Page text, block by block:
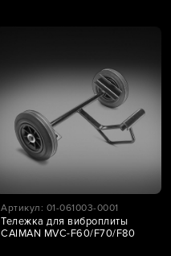
Артикул: 01-061003-0001
Тележка для виброплиты
CAIMAN MVC-F60/F70/F80